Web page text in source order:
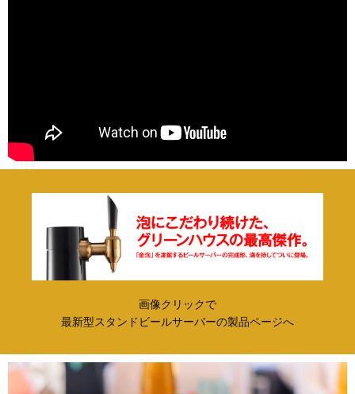
画像クリックで
最新型スタンドビールサーバーの製品ページへ